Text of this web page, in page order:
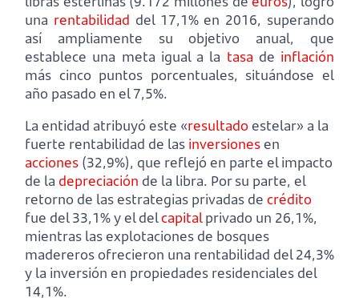
una rentabilidad del 17,1% en 2016, superando
así ampliamente su objetivo anual, que
establece una meta igual a la tasa de inflación
más cinco puntos porcentuales, situándose el
año pasado en el 7,5%.
La entidad atribuyó este «resultadoestelar» a la
fuerte rentabilidad de las inversionesen
acciones (32,9%), que reflejó en parte el impacto
de la depreciación de la libra. Por su parte, el
retorno de las estrategias privadas de crédito
fue del 33,1% y el delcapitalprivado un 26,1%,
mientras las explotaciones de bosques
madereros ofrecieron una rentabilidad del 24,3%
y la inversión en propiedades residenciales del
14,1%.